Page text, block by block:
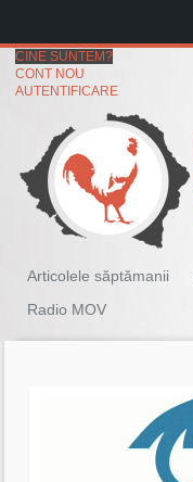
CINE SUNTEM?
CONT NOU
AUTENTIFICARE
Articolele săptămanii
Radio MOV